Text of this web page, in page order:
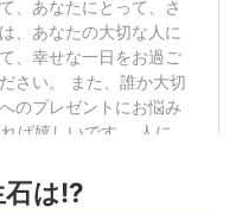
石は!?